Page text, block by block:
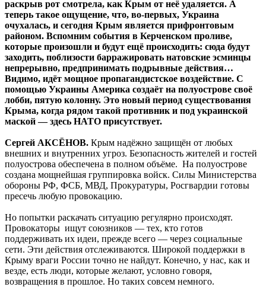
раскрыв рот смотрела, как Крым от неё удаляется. А
теперь такое ощущение, что, во-первых, Украина
очухалась, и сегодня Крым является прифронтовым
районом. Вспомним события в Керченском проливе,
которые произошли и будут ещё происходить: сюда будут
заходить, поблизости барражировать натовские эсминцы
непрерывно, предпринимать подрывные действия…
Видимо, идёт мощное пропагандистское воздействие. С
помощью Украины Америка создаёт на полуострове своё
лобби, пятую колонну. Это новый период существования
Крыма, когда рядом такой противник и под украинской
маской — здесь НАТО присутствует.
Сергей АКСЁНОВ. Крым надёжно защищён от любых
внешних и внутренних угроз. Безопасность жителей и гостей
полуострова обеспечена в полном объёме. На полуострове
создана мощнейшая группировка войск. Силы Министерства
обороны РФ, ФСБ, МВД, Прокуратуры, Росгвардии готовы
пресечь любую провокацию.
Но попытки раскачать ситуацию регулярно происходят.
Провокаторы ищут союзников — тех, кто готов
поддерживать их идеи, прежде всего — через социальные
сети. Эти действия отслеживаются. Широкой поддержки в
Крыму враги России точно не найдут. Конечно, у нас, как и
везде, есть люди, которые желают, условно говоря,
возвращения в прошлое. Но таких совсем немного.